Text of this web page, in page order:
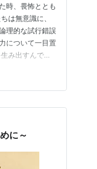
時、畏怖ととも
は無意識に、
理的な試行錯誤
について一目置
み出すんで
報の価値という
に～